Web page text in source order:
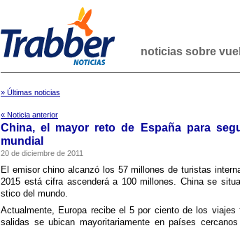
noticias sobre
» Últimas noticias
« Noticia anterior
China, el mayor reto de España para
mundial
20 de diciembre de 2011
El emisor chino alcanzó los 57 millones de turistas
2015 está cifra ascenderá a 100 millones. China se
stico del mundo.
Actualmente, Europa recibe el 5 por ciento de los
salidas se ubican mayoritariamente en paí­ses